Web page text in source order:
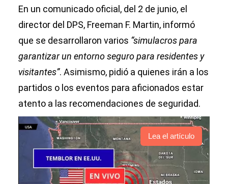
En un comunicado oficial, del 2 de junio, el
director del DPS, Freeman F. Martin, informó
que se desarrollaron varios “simulacros para
garantizar un entorno seguro para residentes y
visitantes”. Asimismo, pidió a quienes irán a los
partidos o los eventos para aficionados estar
atento a las recomendaciones de seguridad.
Lea el artículo